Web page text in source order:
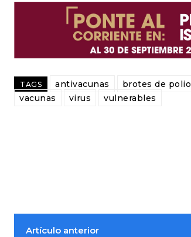
TAGS antivacunas brotes de polio
vacunas
virus vulnerables
Artículo anterior